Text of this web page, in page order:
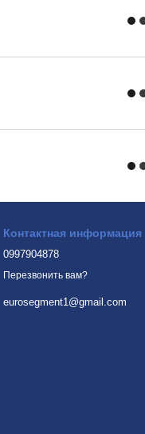
Контактная информация
0997904878
Перезвонить вам?
eurosegment1@gmail.com